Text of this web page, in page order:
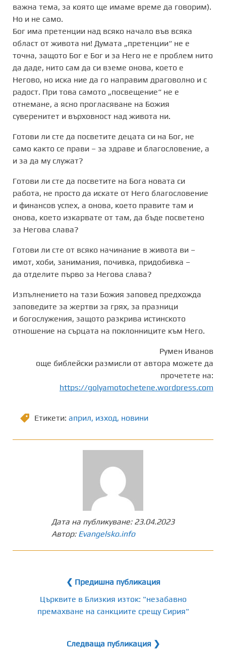
важна тема, за която ще имаме време да говорим).
Но и не само.
Бог има претенции над всяко начало във всяка
област от живота ни! Думата „претенции“ не е
точна, защото Бог е Бог и за Него не е проблем нито
да даде, нито сам да си вземе онова, което е
Негово, но иска ние да го направим драговолно и с
радост. При това самото „посвещение“ не е
отнемане, а ясно прогласяване на Божия
суверенитет и върховност над живота ни.
Готови ли сте да посветите децата си на Бог, не
само както се прави – за здраве и благословение, а
и за да му служат?
Готови ли сте да посветите на Бога новата си
работа, не просто да искате от Него благословение
и финансов успех, а онова, което правите там и
онова, което изкарвате от там, да бъде посветено
за Негова слава?
Готови ли сте от всяко начинание в живота ви –
имот, хоби, занимания, почивка, придобивка –
да отделите първо за Негова слава?
Изпълнението на тази Божия заповед предхожда
заповедите за жертви за грях, за празници
и богослужения, защото разкрива истинското
отношение на сърцата на поклонниците към Него.
Румен Иванов
още библейски размисли от автора можете да
прочетете на:
https://golyamotochetene.wordpress.com
Етикети: април, изход, новини
Дата на публикуване: 23.04.2023
Автор: Evangelsko.info
❮ Предишна публикация
Църквите в Близкия изток: "незабавно
премахване на санкциите срещу Сирия"
Следваща публикация ❯